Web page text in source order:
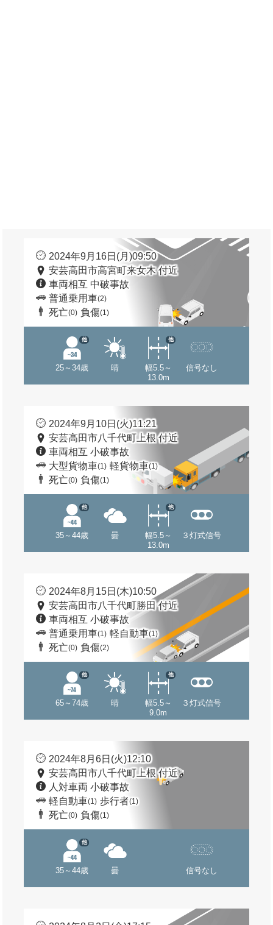
2024年9月16日(月)09:50
安芸高田市高宮町来女木 付近
車両相互 中破事故
普通乗用車(2)
死亡(0) 負傷(1)
25～34歳
他
晴
幅5.5～
13.0m
他
信号なし
2024年9月10日(火)11:21
安芸高田市八千代町上根 付近
車両相互 小破事故
大型貨物車(1) 軽貨物車(1)
死亡(0) 負傷(1)
35～44歳
他
曇
幅5.5～
13.0m
他
３灯式信号
2024年8月15日(木)10:50
安芸高田市八千代町勝田 付近
車両相互 小破事故
普通乗用車(1) 軽自動車(1)
死亡(0) 負傷(2)
65～74歳
他
晴
幅5.5～
9.0m
他
３灯式信号
2024年8月6日(火)12:10
安芸高田市八千代町上根 付近
人対車両 小破事故
軽自動車(1) 歩行者(1)
死亡(0) 負傷(1)
35～44歳
他
曇 信号なし